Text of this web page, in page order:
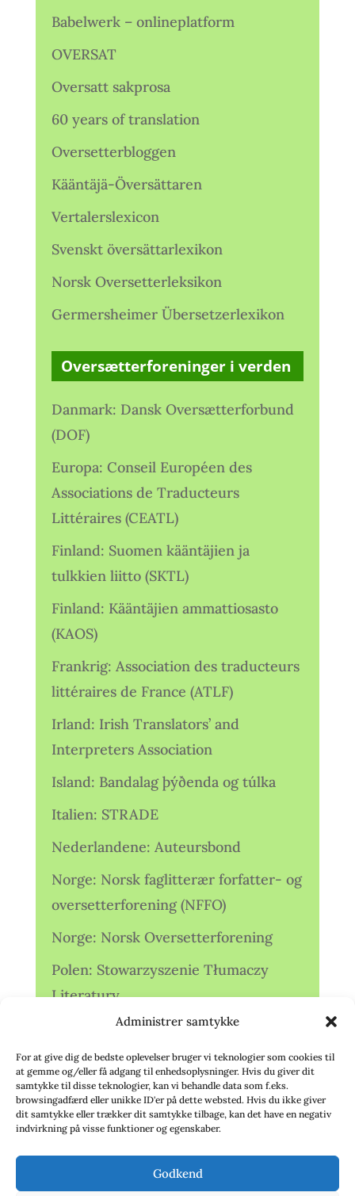
Administrer samtykke
For at give dig de bedste oplevelser bruger vi teknologier som cookies til
at gemme og/eller få adgang til enhedsoplysninger. Hvis du giver dit
samtykke til disse teknologier, kan vi behandle data som f.eks.
browsingadfærd eller unikke ID'er på dette websted. Hvis du ikke giver
dit samtykke eller trækker dit samtykke tilbage, kan det have en negativ
indvirkning på visse funktioner og egenskaber.
Godkend
Babelwerk – onlineplatform
OVERSAT
Oversatt sakprosa
60 years of translation
Oversetterbloggen
Kääntäjä-Översättaren
Vertalerslexicon
Svenskt översättarlexikon
Norsk Oversetterleksikon
Germersheimer Übersetzerlexikon
Oversætterforeninger i verden
Danmark: Dansk Oversætterforbund
(DOF)
Europa: Conseil Européen des
Associations de Traducteurs
Littéraires (CEATL)
Finland: Suomen kääntäjien ja
tulkkien liitto (SKTL)
Finland: Kääntäjien ammattiosasto
(KAOS)
Frankrig: Association des traducteurs
littéraires de France (ATLF)
Irland: Irish Translators’ and
Interpreters Association
Island: Bandalag þýðenda og túlka
Italien: STRADE
Nederlandene: Auteursbond
Norge: Norsk faglitterær forfatter- og
oversetterforening (NFFO)
Norge: Norsk Oversetterforening
Polen: Stowarzyszenie Tłumaczy
Literatury
Storbritannien: Translators
Association (TA)
Sverige: Översättarsektionen (Ö.)
Sverige: Översättarcentrum (ÖC)
deutschsprachiger Übersetzer (VdÜ)